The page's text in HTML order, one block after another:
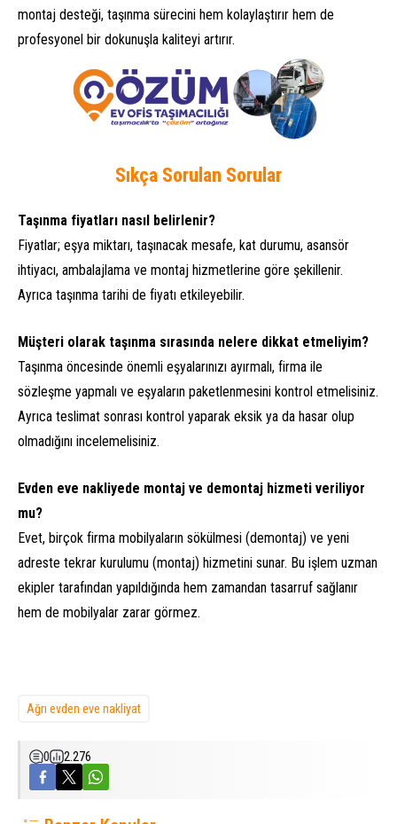
montaj desteği, taşınma sürecini hem kolaylaştırır hem de
profesyonel bir dokunuşla kaliteyi artırır.
Sıkça Sorulan Sorular
Taşınma fiyatları nasıl belirlenir?
Fiyatlar; eşya miktarı, taşınacak mesafe, kat durumu, asansör
ihtiyacı, ambalajlama ve montaj hizmetlerine göre şekillenir.
Ayrıca taşınma tarihi de fiyatı etkileyebilir.
Müşteri olarak taşınma sırasında nelere dikkat etmeliyim?
Taşınma öncesinde önemli eşyalarınızı ayırmalı, firma ile
sözleşme yapmalı ve eşyaların paketlenmesini kontrol etmelisiniz.
Ayrıca teslimat sonrası kontrol yaparak eksik ya da hasar olup
olmadığını incelemelisiniz.
Evden eve nakliyede montaj ve demontaj hizmeti veriliyor
mu?
Evet, birçok firma mobilyaların sökülmesi (demontaj) ve yeni
adreste tekrar kurulumu (montaj) hizmetini sunar. Bu işlem uzman
ekipler tarafından yapıldığında hem zamandan tasarruf sağlanır
hem de mobilyalar zarar görmez.
Ağrı evden eve nakliyat
0 2.276